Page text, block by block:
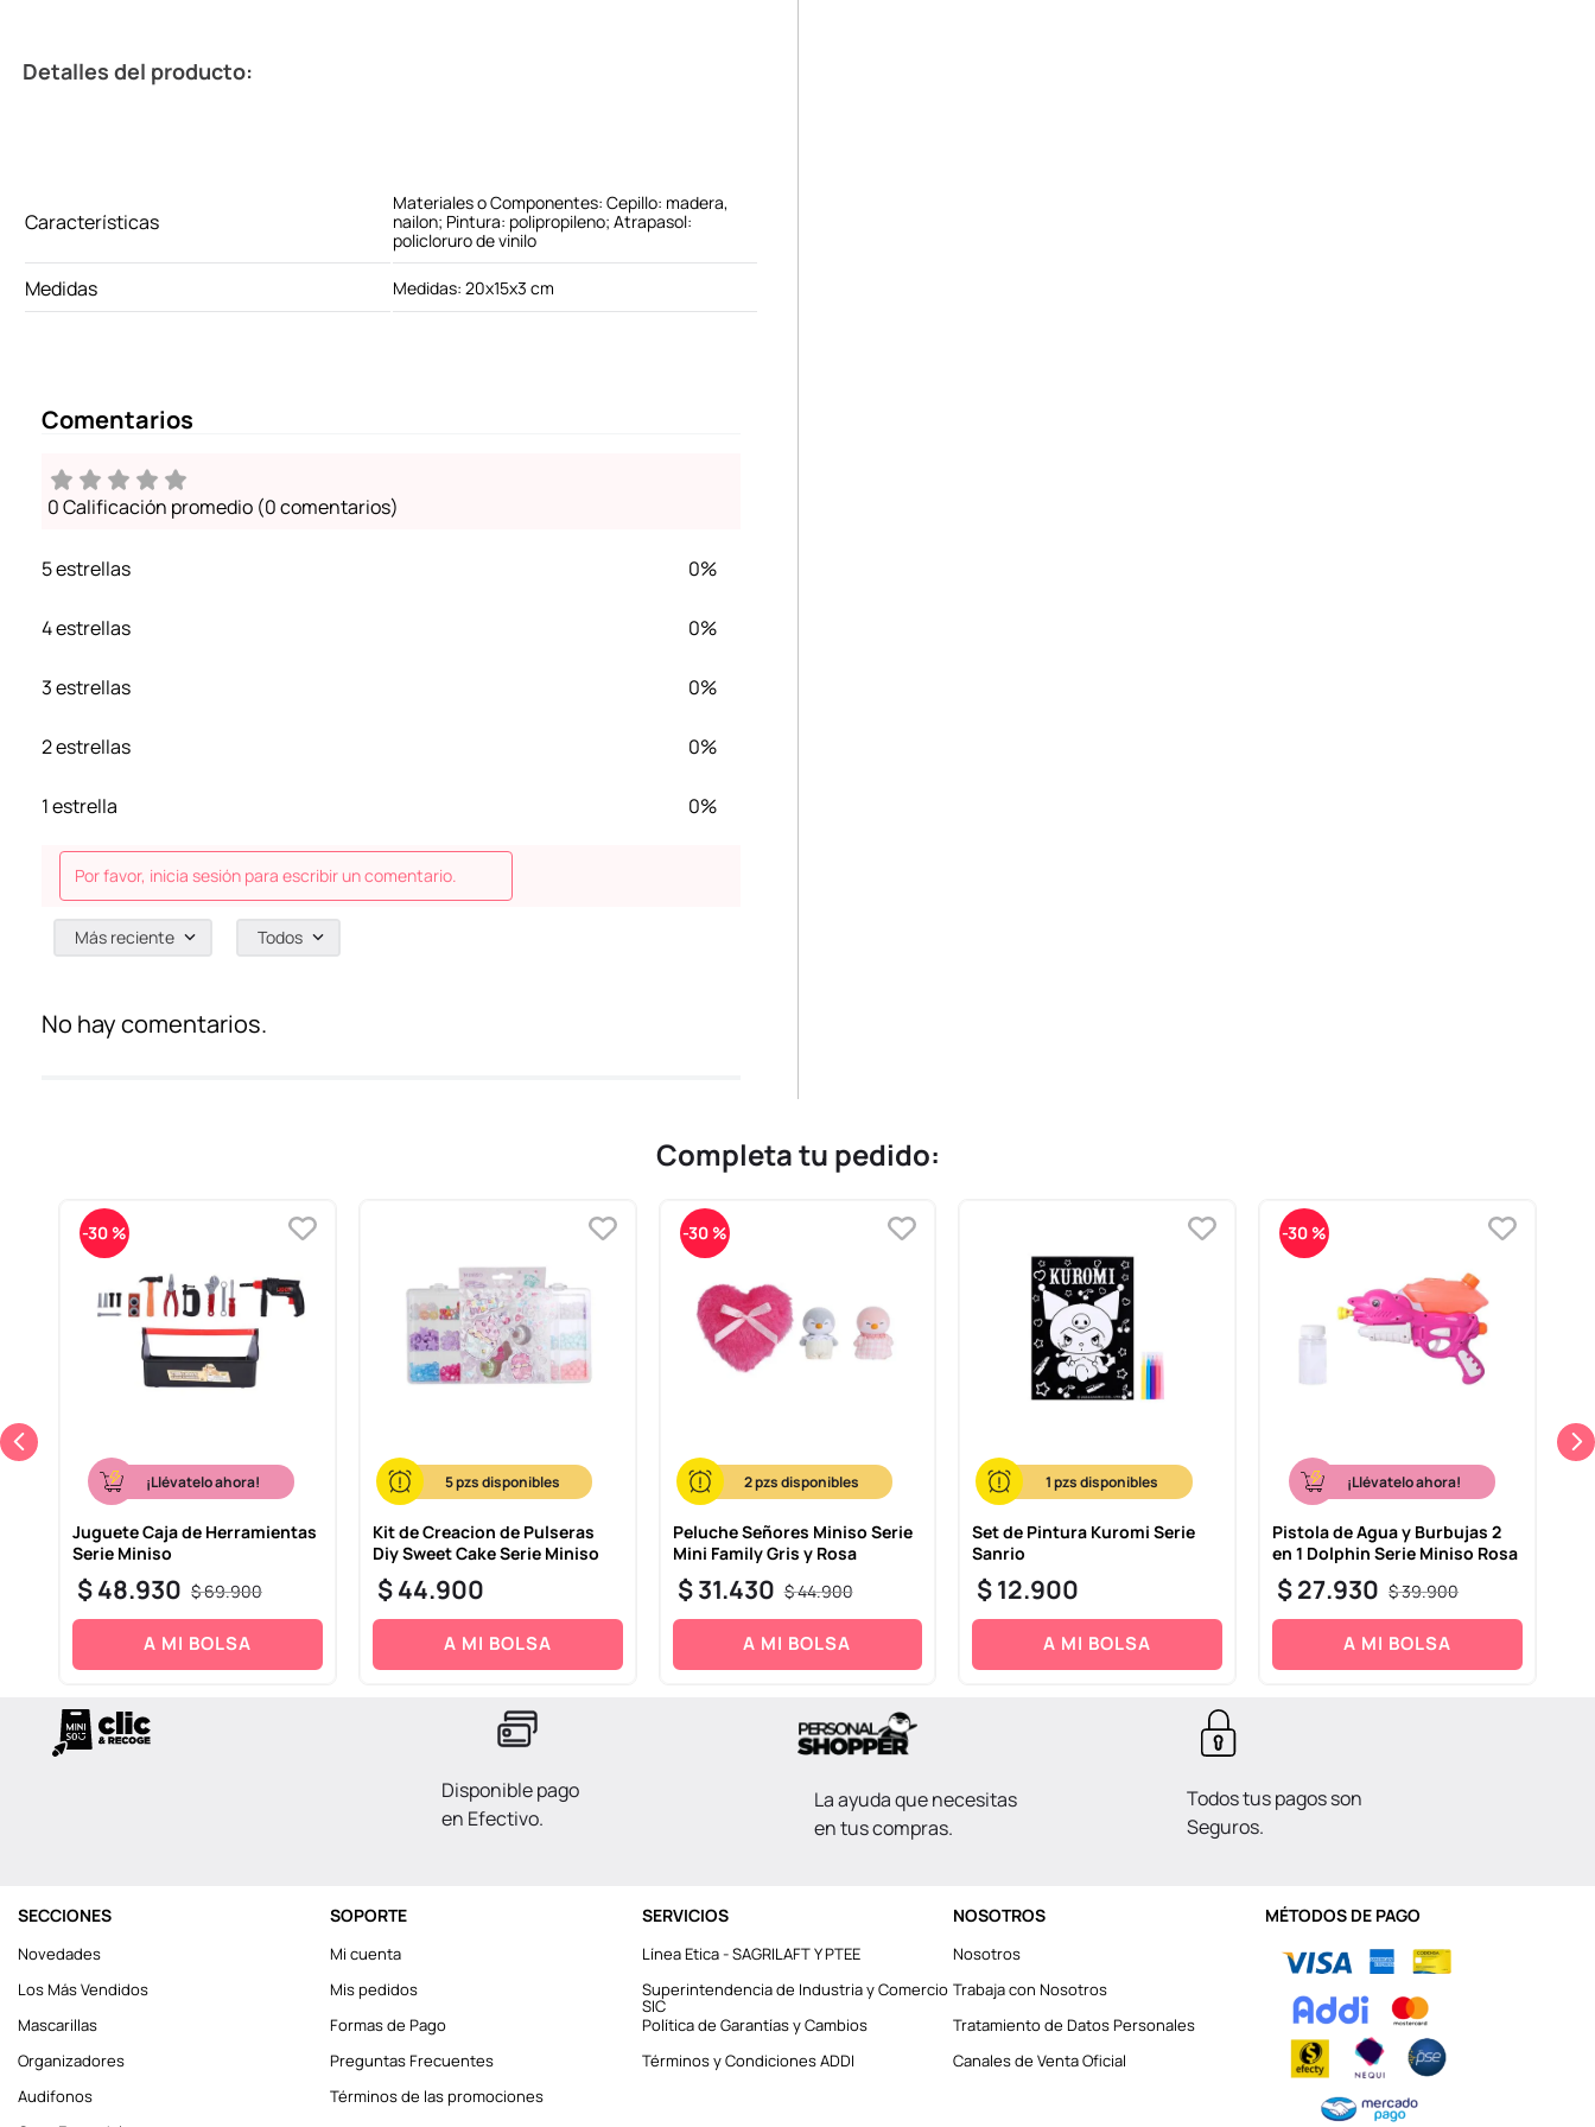
Detalles del producto:
Características
Materiales o Componentes: Cepillo: madera,
nailon; Pintura: polipropileno; Atrapasol:
policloruro de vinilo
Medidas Medidas: 20x15x3 cm
Comentarios
0 Calificación promedio (0 comentarios)
5 estrellas 0%
4 estrellas 0%
3 estrellas 0%
2 estrellas 0%
1 estrella 0%
Por favor, inicia sesión para escribir un comentario.
Más reciente Todos
No hay comentarios.
Completa tu pedido:
-30 %
¡Llévatelo ahora!
Juguete Caja de Herramientas
Serie Miniso
$69.900
$48.930
A MI BOLSA
5
Kit de Creacion de Pulseras
Diy Sweet Cake Serie Miniso
$44.900
A MI BOLSA
-30 %
2
Peluche Señores Miniso Serie
Mini Family Gris y Rosa
$44.900
$31.430
A MI BOLSA
1
Set de Pintura Kuromi Serie
Sanrio
$12.900
A MI BOLSA
-30 %
¡Llévatelo ahora!
Pistola de Agua y Burbujas 2
en 1 Dolphin Serie Miniso Rosa
$39.900
$27.930
A MI BOLSA
Disponible pago
en Efectivo.
La ayuda que necesitas
en tus compras.
Todos tus pagos son
Seguros.
SECCIONES
Novedades
Los Más Vendidos
Mascarillas
Organizadores
Audifonos
SOPORTE
Mi cuenta
Mis pedidos
Formas de Pago
Preguntas Frecuentes
Términos de las promociones
SERVICIOS
Línea Etica - SAGRILAFT Y PTEE
Superintendencia de Industria y Comercio
SIC
Política de Garantías y Cambios
Términos y Condiciones ADDI
NOSOTROS
Nosotros
Trabaja con Nosotros
Tratamiento de Datos Personales
Canales de Venta Oficial
MÉTODOS DE PAGO